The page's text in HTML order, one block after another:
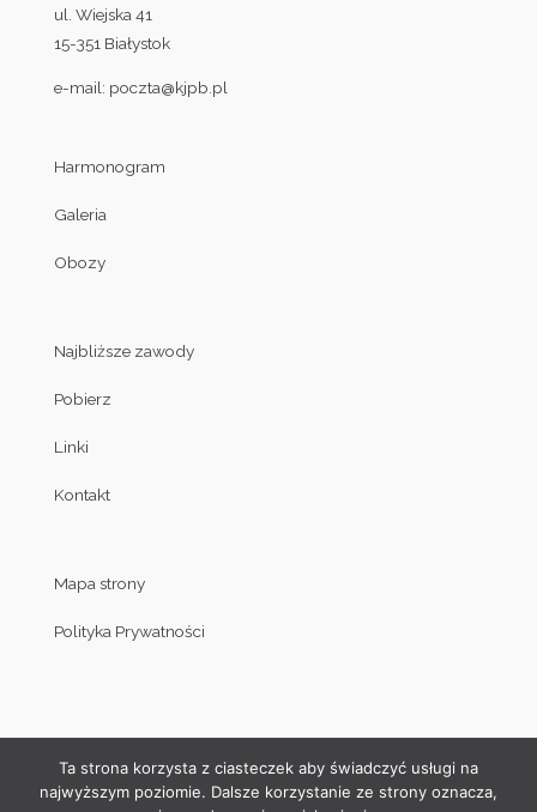
ul. Wiejska 41
15-351 Białystok
e-mail: poczta@kjpb.pl
Harmonogram
Galeria
Obozy
Najbliższe zawody
Pobierz
Linki
Kontakt
Mapa strony
Polityka Prywatności
Ta strona korzysta z ciasteczek aby świadczyć usługi na
najwyższym poziomie. Dalsze korzystanie ze strony oznacza,